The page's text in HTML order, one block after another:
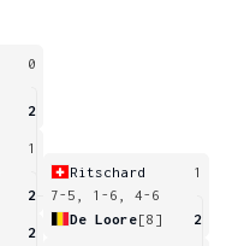
0
2
1
2
2
Ritschard
1
7-5, 1-6, 4-6
De Loore[8] 2